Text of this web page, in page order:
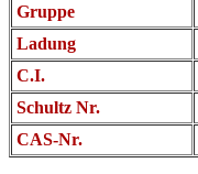
Gruppe
Ladung
C.I.
Schultz Nr.
CAS-Nr.